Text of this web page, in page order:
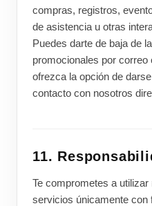
compras, registros,
de asistencia u otras
Puedes darte de baja de
promocionales por
ofrezca la opción de
contacto con nosotros
11.
Te comprometes a
servicios únicamente con